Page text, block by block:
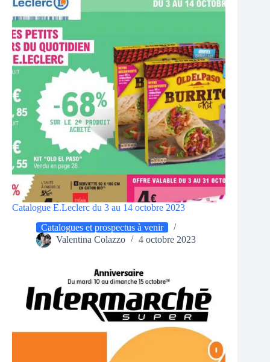
Catalogue E.Leclerc du 3 au 14 octobre 2023
Catalogues et prospectus à venir
Valentina Colazzo
4 octobre 2023